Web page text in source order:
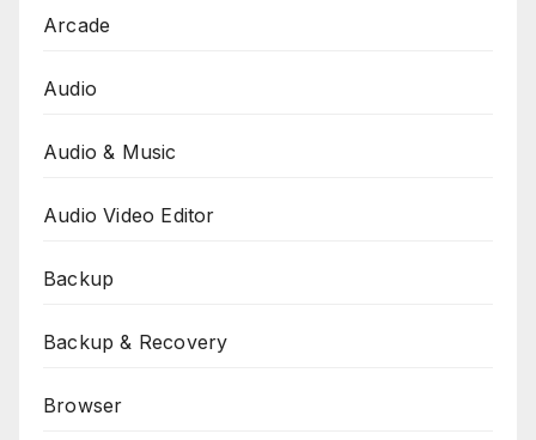
Arcade
Audio
Audio & Music
Audio Video Editor
Backup
Backup & Recovery
Browser